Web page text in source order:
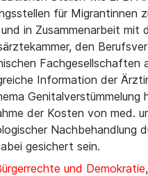
für Migrantinnen
in Zusammenarbeit mit
den
Fachgesellschaften
Information der
Genitalverstümmelung
der Kosten von med.
Nachbehandlung
gesichert sein.
und Demokratie,